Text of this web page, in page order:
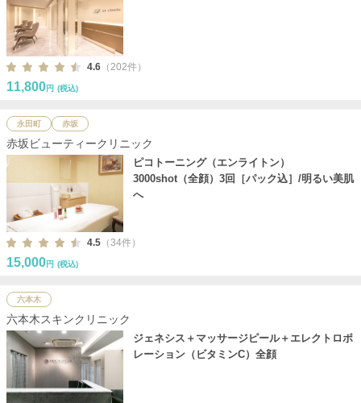
4.6 （202件）
11,800円 (税込)
永田町 赤坂
赤坂ビューティークリニック
ピコトーニング（エンライトン）
3000shot（全顔）3回［パック込］/明るい美肌
へ
4.5 （34件）
15,000円 (税込)
六本木
六本木スキンクリニック
ジェネシス＋マッサージピール＋エレクトロポ
レーション（ビタミンC）全顔